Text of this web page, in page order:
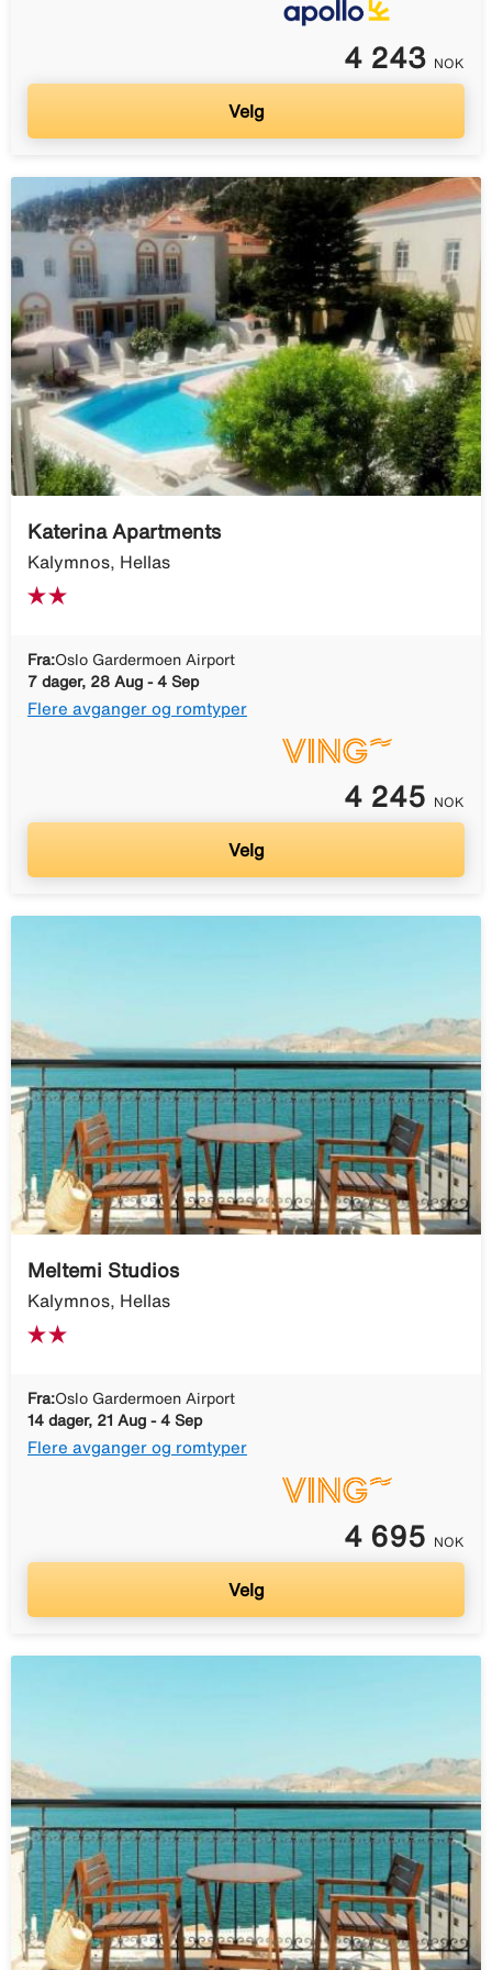
4 243 NOK
Velg
Katerina Apartments
Kalymnos, Hellas
Fra:Oslo Gardermoen Airport
7 dager, 28 Aug - 4 Sep
Flere avganger og romtyper
4 245 NOK
Velg
Meltemi Studios
Kalymnos, Hellas
Fra:Oslo Gardermoen Airport
14 dager, 21 Aug - 4 Sep
Flere avganger og romtyper
4 695 NOK
Velg